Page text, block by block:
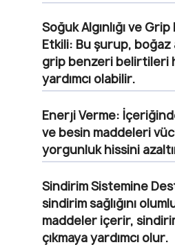
Soğuk Algınlığı ve
Etkili: Bu şurup, boğaz
grip benzeri belirtileri
yardımcı olabilir.
Enerji Verme:
ve besin maddeleri
yorgunluk hissini
Sindirim Sistemine
sindirim sağlığını
maddeler içerir,
çıkmaya yardımcı olur.